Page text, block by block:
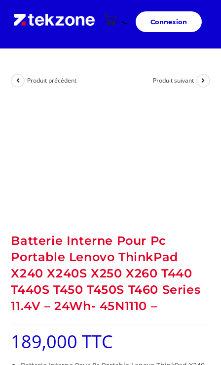
Connexion
Produit précédent Produit suivant
Batterie Interne Pour Pc
Portable Lenovo ThinkPad
X240 X240S X250 X260 T440
T440S T450 T450S T460 Series
11.4V – 24Wh- 45N1110 –
189,000TTC